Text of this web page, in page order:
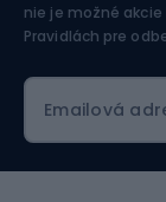
nie je možné
Pravidlách pre
Emailová